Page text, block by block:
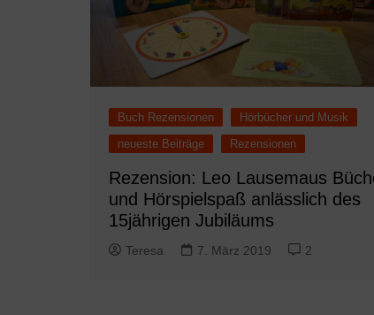
Buch Rezensionen
Hörbücher und Musik
neueste Beiträge
Rezensionen
Rezension: Leo Lausemaus
und Hörspielspaß anlässlich des
15jährigen Jubiläums
Teresa 7. März 2019 2